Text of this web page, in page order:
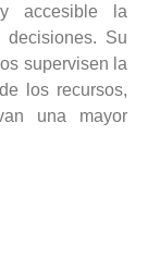
accesible la
Su
supervisen la
los recursos,
una mayor